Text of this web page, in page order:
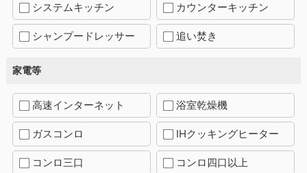
システムキッチン カウンターキッチン
シャンプードレッサー 追い焚き
家電等
高速インターネット 浴室乾燥機
ガスコンロ IHクッキングヒーター
コンロ三口 コンロ四口以上